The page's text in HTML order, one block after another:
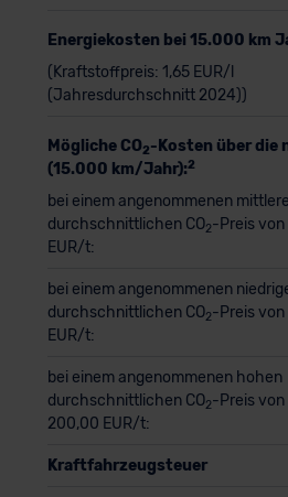
Energiekosten bei 15.000 km
(Kraftstoffpreis: 1,65 EUR/l
(Jahresdurchschnitt 2024))
Mögliche CO2-Kosten über die
(15.000 km/Jahr):2
bei einem angenommenen
durchschnittlichen CO2-Preis von
EUR/t:
bei einem angenommenen
durchschnittlichen CO2-Preis von
EUR/t:
bei einem angenommenen hohen
durchschnittlichen CO2-Preis von
200,00 EUR/t:
Kraftfahrzeugsteuer